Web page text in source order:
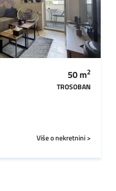
50m2
TROSOBAN
Više o nekretnini >